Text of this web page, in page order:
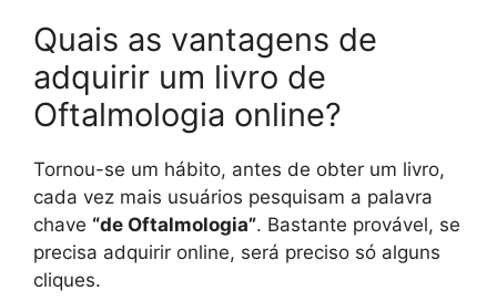
Quais as vantagens de
adquirir um livro de
Oftalmologia online?
Tornou-se um hábito, antes de obter um livro,
cada vez mais usuários pesquisam a palavra
chave “de Oftalmologia”. Bastante provável, se
precisa adquirir online, será preciso só alguns
cliques.